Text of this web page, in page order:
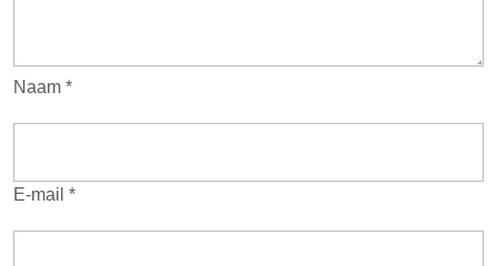
Naam *
E-mail *